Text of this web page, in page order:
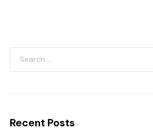
Recent Posts